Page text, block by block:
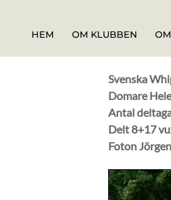
HEM OM KLUBBEN
Svenska
Domare
Antal
Delt 8+17
Foton